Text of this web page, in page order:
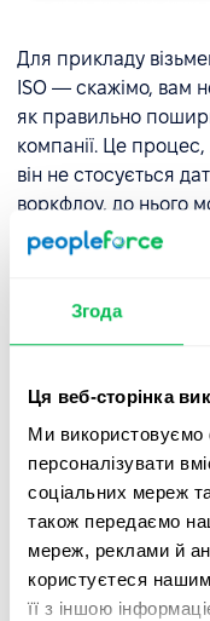
Згода
Ця веб-сторінка
Ми
персоналізувати
соціальних мереж
також передаємо
мереж, реклами й
користуєтеся
її з іншою
Для прикладу
ISO — скажімо, вам
як правильно
компанії. Це
він не стосується
воркфлоу, до нього
співробітників,
Як
наповнення її